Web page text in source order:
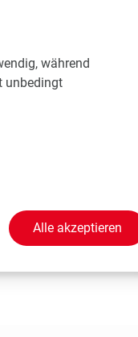
Wien und PMDA
in
mit
während
unbedingt
Alle akzeptieren